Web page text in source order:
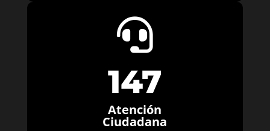

147
Atención
Ciudadana